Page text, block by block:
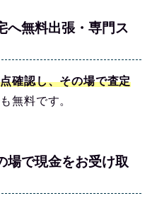
へ無料出張・専門ス
確認し、その場で査定
無料です。
場で現金をお受け取